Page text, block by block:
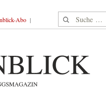
Abo Suche nach: